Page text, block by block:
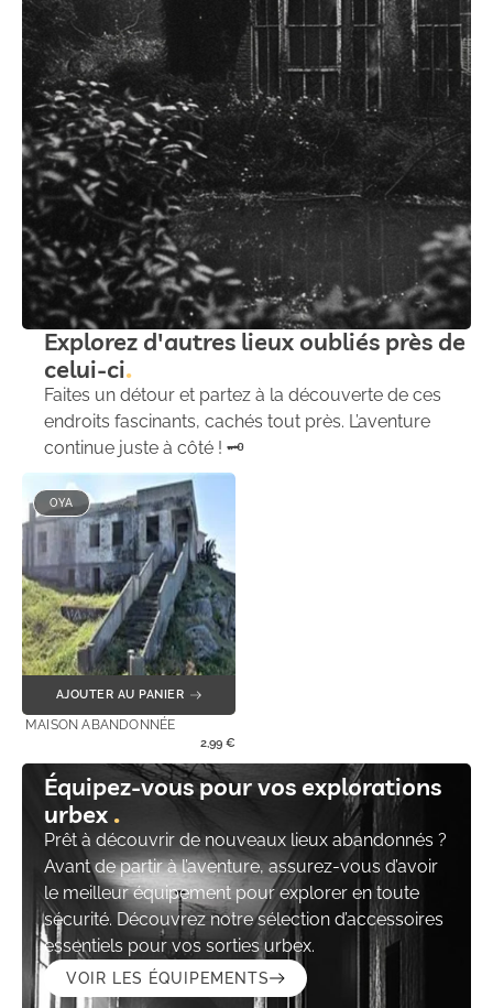
Explorez d'autres lieux oubliés près de
celui-ci
Faites un détour et partez à la découverte de ces
endroits fascinants, cachés tout près. L’aventure
continue juste à côté ! 🗝️
OYA
AJOUTER AU PANIER
MAISON ABANDONNÉE
2,99 €
Équipez-vous pour vos explorations
urbex
Prêt à découvrir de nouveaux lieux abandonnés ?
Avant de partir à l’aventure, assurez-vous d’avoir
le meilleur équipement pour explorer en toute
sécurité. Découvrez notre sélection d’accessoires
essentiels pour vos sorties urbex.
VOIR LES ÉQUIPEMENTS